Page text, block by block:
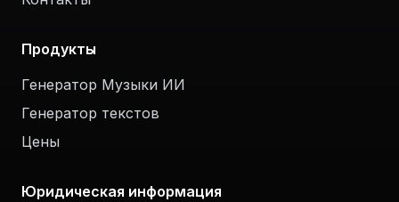
Продукты
Генератор Музыки ИИ
Генератор текстов
Цены
Юридическая информация